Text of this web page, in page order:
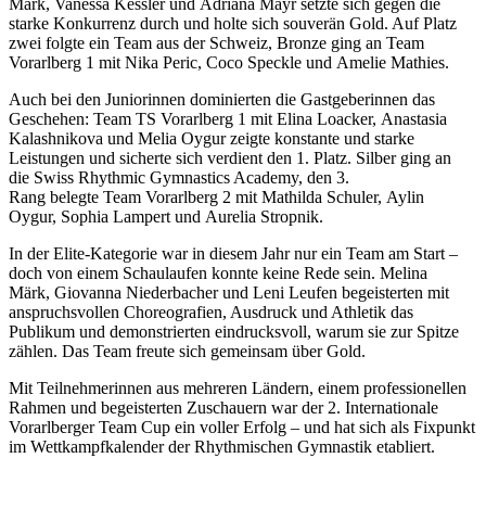
Märk, Vanessa Kessler und Adriana Mayr setzte sich gegen die
starke Konkurrenz durch und holte sich souverän Gold. Auf Platz
zwei folgte ein Team aus der Schweiz, Bronze ging an Team
Vorarlberg 1 mit Nika Peric, Coco Speckle und Amelie Mathies.
Auch bei den Juniorinnen dominierten die Gastgeberinnen das
Geschehen: Team TS Vorarlberg 1 mit Elina Loacker, Anastasia
Kalashnikova und Melia Oygur zeigte konstante und starke
Leistungen und sicherte sich verdient den 1. Platz. Silber ging an
die Swiss Rhythmic Gymnastics Academy, den 3.
Rang belegte Team Vorarlberg 2 mit Mathilda Schuler, Aylin
Oygur, Sophia Lampert und Aurelia Stropnik.
In der Elite-Kategorie war in diesem Jahr nur ein Team am Start –
doch von einem Schaulaufen konnte keine Rede sein. Melina
Märk, Giovanna Niederbacher und Leni Leufen begeisterten mit
anspruchsvollen Choreografien, Ausdruck und Athletik das
Publikum und demonstrierten eindrucksvoll, warum sie zur Spitze
zählen. Das Team freute sich gemeinsam über Gold.
Mit Teilnehmerinnen aus mehreren Ländern, einem professionellen
Rahmen und begeisterten Zuschauern war der 2. Internationale
Vorarlberger Team Cup ein voller Erfolg – und hat sich als Fixpunkt
im Wettkampfkalender der Rhythmischen Gymnastik etabliert.